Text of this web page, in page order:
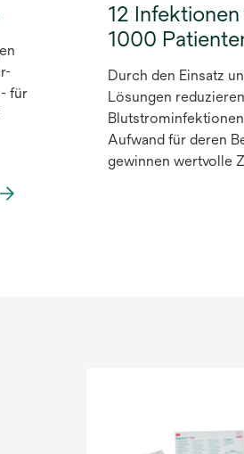
für
12
1000
Durch den Einsatz
Lösungen
Aufwand für deren
gewinnen wertvolle